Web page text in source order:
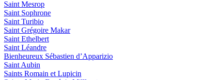
Saint Mesrop
Saint Sophrone
Saint Turibio
Saint Grégoire Makar
Saint Ethelbert
Saint Léandre
Bienheureux Sébastien d’Apparizio
Saint Aubin
Saints Romain et Lupicin